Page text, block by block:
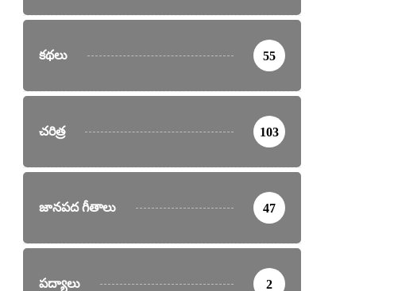
కథలు 55
చరిత్ర 103
జానపద గీతాలు 47
పద్యాలు 2